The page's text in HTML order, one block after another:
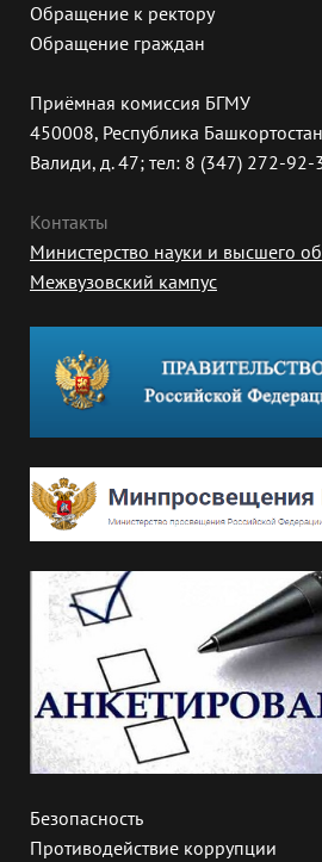
Обращение к ректору
Обращение граждан
Приёмная комиссия БГМУ
450008, Республика
Валиди, д. 47; тел: 8 (347) 272-92-
Контакты
Министерство науки и высшего
Межвузовский кампус
Безопасность
Противодействие коррупции